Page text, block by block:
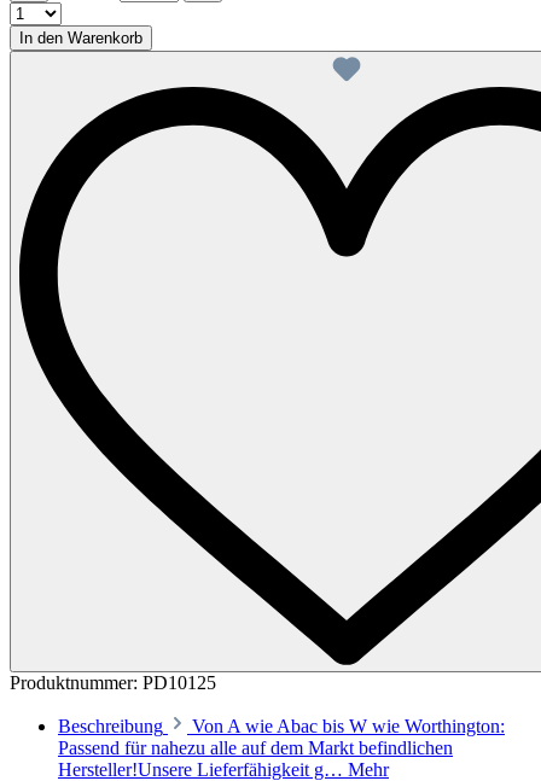
In den Warenkorb
Produktnummer: PD10125
Beschreibung
Von A wie Abac bis W wie Worthington:
Passend für nahezu alle auf dem Markt befindlichen
Hersteller!Unsere Lieferfähigkeit g… Mehr